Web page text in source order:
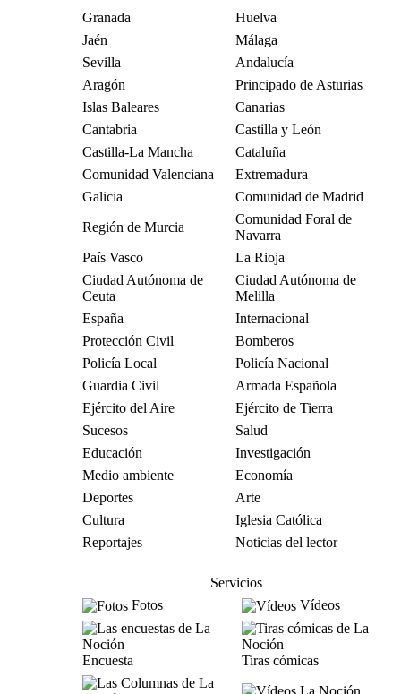
Granada
Huelva
Jaén
Málaga
Sevilla
Andalucía
Aragón
Principado de Asturias
Islas Baleares
Canarias
Cantabria
Castilla y León
Castilla-La Mancha
Cataluña
Comunidad Valenciana
Extremadura
Galicia
Comunidad de Madrid
Región de Murcia
Comunidad Foral de
Navarra
País Vasco
La Rioja
Ciudad Autónoma de
Ceuta
Ciudad Autónoma de
Melilla
España
Internacional
Protección Civil
Bomberos
Policía Local
Policía Nacional
Guardia Civil
Armada Española
Ejército del Aire
Ejército de Tierra
Sucesos
Salud
Educación
Investigación
Medio ambiente
Economía
Deportes
Arte
Cultura
Iglesia Católica
Reportajes
Noticias del lector
Servicios
Fotos
Vídeos
Encuesta Tiras cómicas